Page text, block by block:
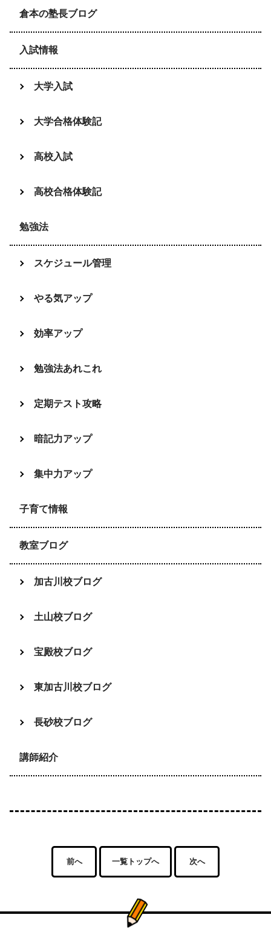
倉本の塾長ブログ
入試情報
大学入試
大学合格体験記
高校入試
高校合格体験記
勉強法
スケジュール管理
やる気アップ
効率アップ
勉強法あれこれ
定期テスト攻略
暗記力アップ
集中力アップ
子育て情報
教室ブログ
加古川校ブログ
土山校ブログ
宝殿校ブログ
東加古川校ブログ
長砂校ブログ
講師紹介
前へ 一覧トップへ 次へ